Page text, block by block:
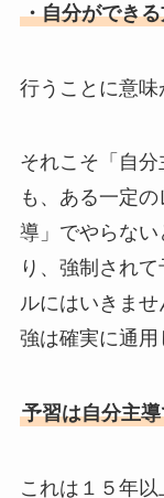
・自分ができ
行うことに意味
それこそ「自
も、ある一定
導」でやらな
り、強制され
ルにはいきま
強は確実に通用
予習は自分主
これは１５年